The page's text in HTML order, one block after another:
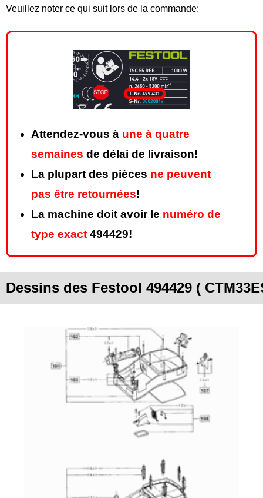
Veuillez noter ce qui suit lors de la commande:
Attendez-vous à une à quatre
semaines de délai de livraison!
La plupart des pièces ne peuvent
pas être retournées!
La machine doit avoir le numéro de
type exact 494429!
Dessins des Festool 494429 (